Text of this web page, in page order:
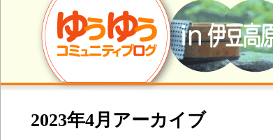
2023年4月アーカイブ